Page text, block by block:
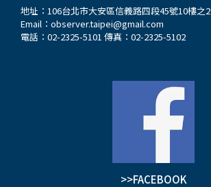
地址：106台北市大安區信義路四段45號10樓之2
Email： observer.taipei@gmail.com
電話：02-2325-5101 傳真：02-2325-5102
>>FACEBOOK